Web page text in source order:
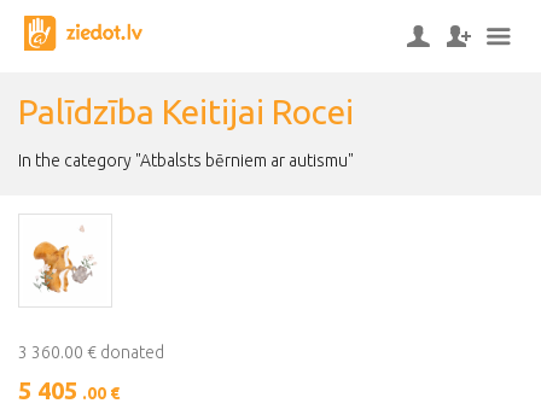
Palīdzība Keitijai Rocei
In the category "Atbalsts bērniem ar autismu"
3 360.00 € donated
5 405 .00 €